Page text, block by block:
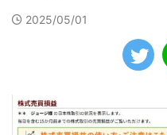
2025/05/01